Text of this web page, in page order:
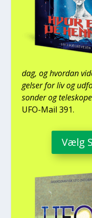
dag, og hvor­dan
gel­ser for liv og
son­der og
UFO-Mail 391.
Vælg